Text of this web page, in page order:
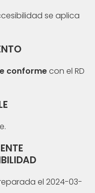
se aplica
conformecon el RD
el 2024-03-